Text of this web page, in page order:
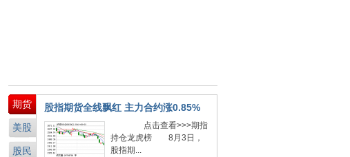
期货
美股
股民
股指期货全线飘红 主力合约涨0.85%
点击查看>>>期指
持仓龙虎榜 8月3日，
股指期...